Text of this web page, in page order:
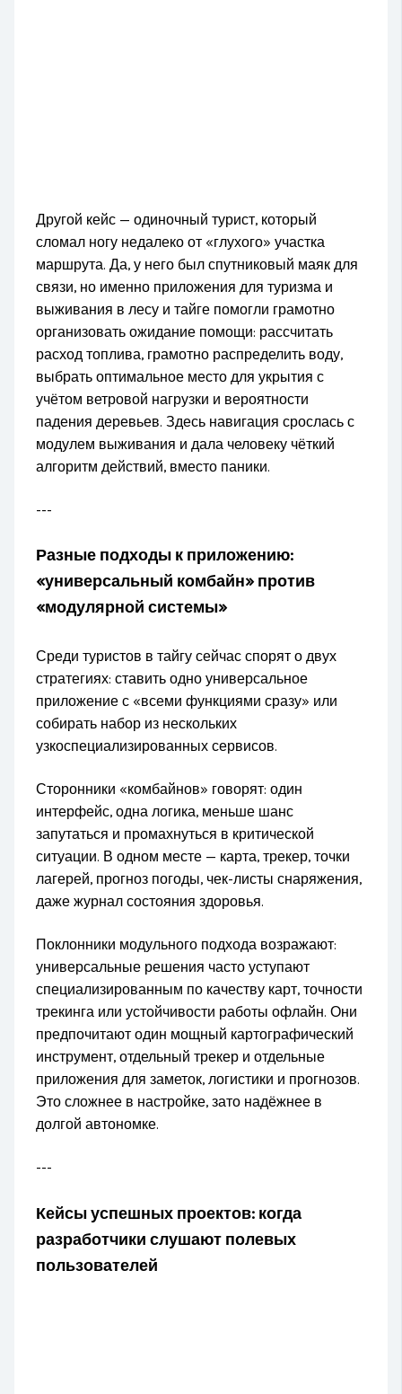
Другой кейс — одиночный турист, который
сломал ногу недалеко от «глухого» участка
маршрута. Да, у него был спутниковый маяк для
связи, но именно приложения для туризма и
выживания в лесу и тайге помогли грамотно
организовать ожидание помощи: рассчитать
расход топлива, грамотно распределить воду,
выбрать оптимальное место для укрытия с
учётом ветровой нагрузки и вероятности
падения деревьев. Здесь навигация срослась с
модулем выживания и дала человеку чёткий
алгоритм действий, вместо паники.
---
Разные подходы к приложению:
«универсальный комбайн» против
«модулярной системы»
Среди туристов в тайгу сейчас спорят о двух
стратегиях: ставить одно универсальное
приложение с «всеми функциями сразу» или
собирать набор из нескольких
узкоспециализированных сервисов.
Сторонники «комбайнов» говорят: один
интерфейс, одна логика, меньше шанс
запутаться и промахнуться в критической
ситуации. В одном месте — карта, трекер, точки
лагерей, прогноз погоды, чек-листы снаряжения,
даже журнал состояния здоровья.
Поклонники модульного подхода возражают:
универсальные решения часто уступают
специализированным по качеству карт, точности
трекинга или устойчивости работы офлайн. Они
предпочитают один мощный картографический
инструмент, отдельный трекер и отдельные
приложения для заметок, логистики и прогнозов.
Это сложнее в настройке, зато надёжнее в
долгой автономке.
---
Кейсы успешных проектов: когда
разработчики слушают полевых
пользователей